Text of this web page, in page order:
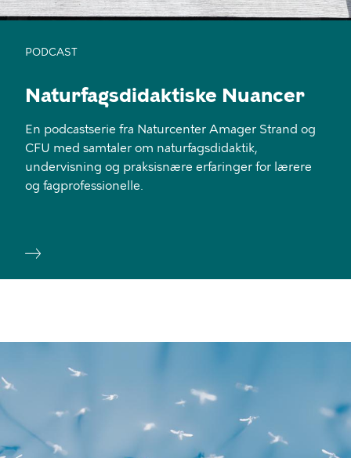
PODCAST
Naturfagsdidaktiske Nuancer
En podcastserie fra Naturcenter Amager Strand og
CFU med samtaler om naturfagsdidaktik,
undervisning og praksisnære erfaringer for lærere
og fagprofessionelle.